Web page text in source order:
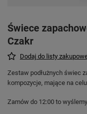
Świece
Czakr
Dodaj do listy
Zestaw podłużnych świec
kompozycje, mające na
Zamów do 12:00 to